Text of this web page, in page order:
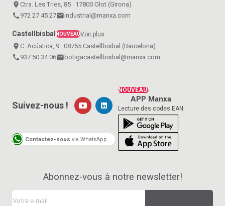
place Ctra. Les Tries, 85 · 17800 Olot (Girona)
call 972 27 45 27emailindustrial@manxa.com
Castellbisbal NOUVEAUVoir plus
place C. Acústica, 9 · 08755 Castellbisbal (Barcelona)
call 937 50 34 06email botigacastellbisbal@manxa.com
NOUVEAU!
APP Manxa
Lecture des codes EAN
Suivez-nous !
Contactez-nous via WhatsApp
Abonnez-vous à notre newsletter!